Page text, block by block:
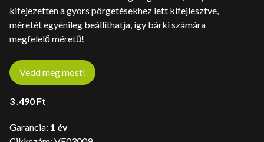
kifejezetten a gyors pörgetésekhez lett kifejlesztve,
méretét egyénileg beállíthatja, így bárki számára
megfelelő méretű!
Vedd meg most!
3 .490 Ft
Garancia: 1 év